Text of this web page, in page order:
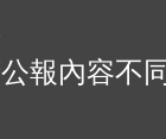
報內容不